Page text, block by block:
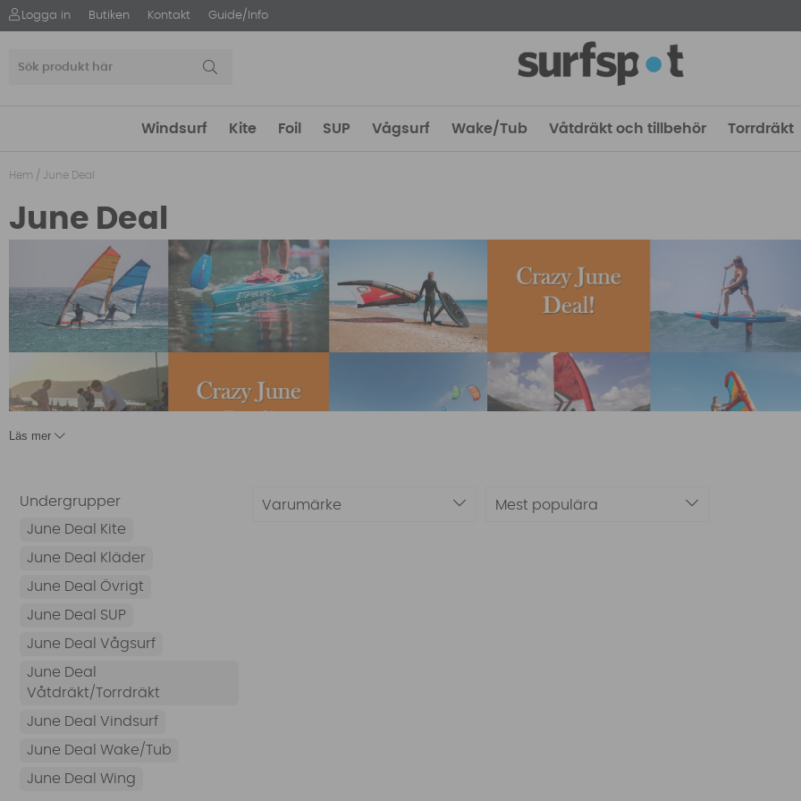
Logga in Butiken Kontakt Guide/Info
Windsurf Kite Foil SUP Vågsurf Wake/Tub Våtdräkt och tillbehör Torrdräkt
Hem / June Deal
June Deal
Drömprylarna för vattensport!
Vi har just nu riktigt låga priser på vår Crazy June Deal.
att kolla in dina favoritkategorier.
Läs mer
Mest populära
Undergrupper
June Deal Kite
June Deal Kläder
June Deal Övrigt
June Deal SUP
June Deal Vågsurf
June Deal
Våtdräkt/Torrdräkt
June Deal Vindsurf
June Deal Wake/Tub
June Deal Wing
Varumärke